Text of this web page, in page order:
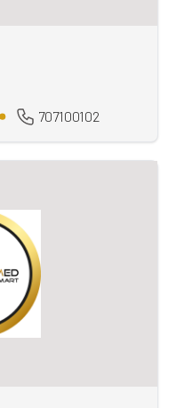
707100102